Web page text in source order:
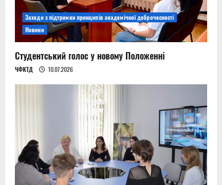
Заходи з підтримки принципів академічної доброчесності
Новини
Студентський голос у новому Положенні
ЧФКТД 10.07.2026